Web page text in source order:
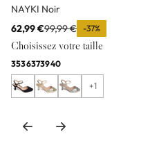
NAYKI Noir
62,99 €99,99 € -37%
Choisissez votre taille
3536373940
+1